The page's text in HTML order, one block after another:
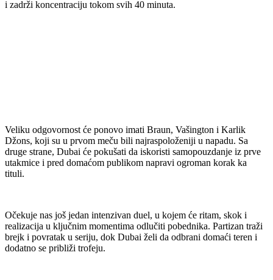
i zadrži koncentraciju tokom svih 40 minuta.
Veliku odgovornost će ponovo imati Braun, Vašington i Karlik
Džons, koji su u prvom meču bili najraspoloženiji u napadu. Sa
druge strane, Dubai će pokušati da iskoristi samopouzdanje iz prve
utakmice i pred domaćom publikom napravi ogroman korak ka
tituli.
Očekuje nas još jedan intenzivan duel, u kojem će ritam, skok i
realizacija u ključnim momentima odlučiti pobednika. Partizan traži
brejk i povratak u seriju, dok Dubai želi da odbrani domaći teren i
dodatno se približi trofeju.